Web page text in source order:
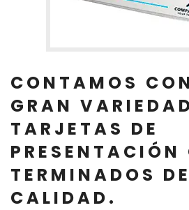
CONTAMOS
GRAN
TARJETAS DE
PRESENTACIÓN
TERMINADOS DE
CALIDAD.